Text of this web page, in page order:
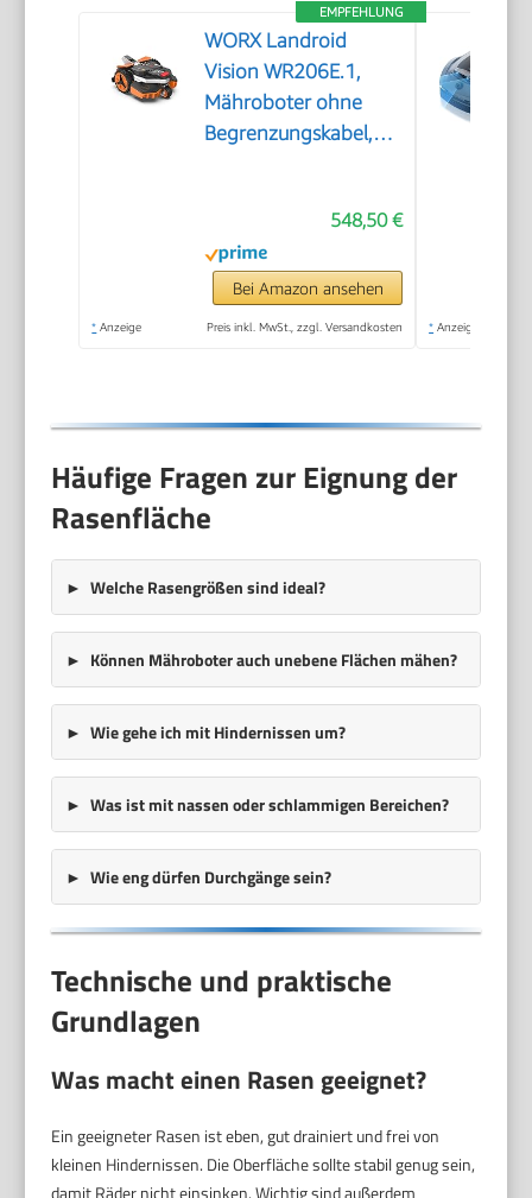
EMPFEHLUNG
WORX Landroid
Vision WR206E.1,
Mähroboter ohne
Begrenzungskabel,
548,50 €
Bei Amazon ansehen
* Anzeige Preis inkl. MwSt., zzgl. Versandkosten * Anzeige
Häufige Fragen zur Eignung der
Rasenfläche
Welche Rasengrößen sind ideal?
Können Mähroboter auch unebene Flächen mähen?
Wie gehe ich mit Hindernissen um?
Was ist mit nassen oder schlammigen Bereichen?
Wie eng dürfen Durchgänge sein?
Technische und praktische
Grundlagen
Was macht einen Rasen geeignet?
Ein geeigneter Rasen ist eben, gut drainiert und frei von
kleinen Hindernissen. Die Oberfläche sollte stabil genug sein,